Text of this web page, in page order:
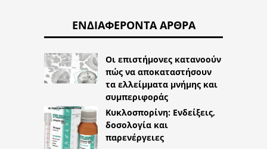
ΕΝΔΙΑΦΈΡΟΝΤΑ ΆΡΘΡΑ
Οι επιστήμονες κατανοούν
πώς να αποκαταστήσουν
τα ελλείμματα μνήμης και
συμπεριφοράς
Κυκλοσπορίνη: Ενδείξεις,
δοσολογία και
παρενέργειες